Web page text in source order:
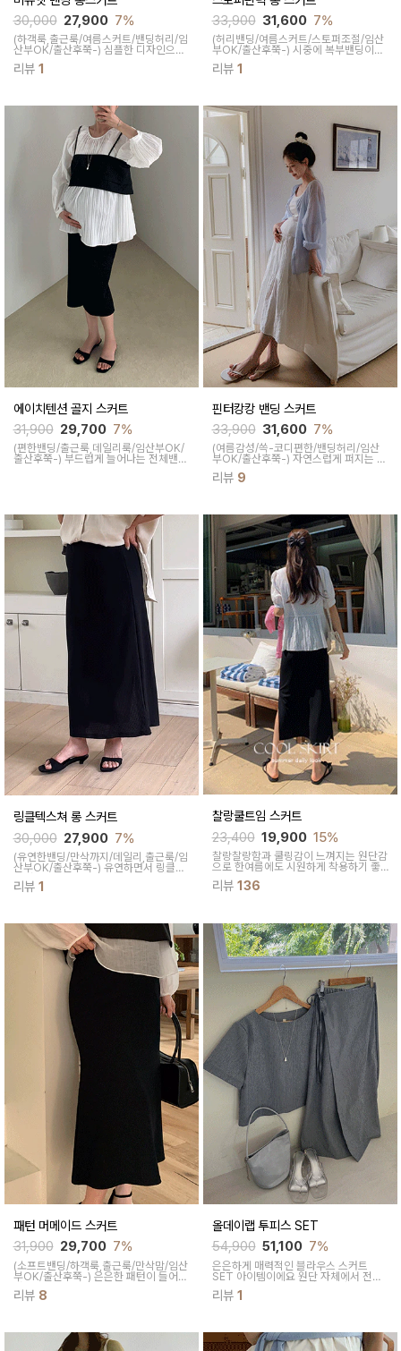
30,000 27,900 7%
(하객룩,출근룩/여름스커트/밴딩허리/임
산부OK/출산후쭉-) 심플한 디자인으로
어디에든 활용하기 좋고 가벼운 터칭으
로 피부에도 부담이 없어 여름 데일리룩
리뷰 1
33,900 31,600 7%
(허리밴딩/여름스커트/스토퍼조절/임산
부OK/출산후쭉-) 시중에 복부밴딩이나
앞쪽 스토퍼가 아닌 사이드 스토퍼로 트
렌드함을 챙기며 A라인으로 풍성하게 퍼
리뷰 1
에이치텐션 골지 스커트
31,900 29,700 7%
(편한밴딩/출근룩,데일리룩/임산부OK/
출산후쭉-) 부드럽게 늘어나는 전체밴딩
핀터캉캉 밴딩 스커트
33,900 31,600 7%
(여름감성/쓱-코디편한/밴딩허리/임산
부OK/출산후쭉-) 자연스럽게 퍼지는 A
라인으로 군살 커버를 도와주고 캉캉과
세로플리츠 디자인이 네추럴한 무드를
리뷰 9
링클텍스쳐 롱 스커트
30,000 27,900 7%
(유연한밴딩/만삭까지/데일리,출근룩/임
산부OK/출산후쭉-) 유연하면서 링클한
소재감이 매력적인 스커트에요 H라인으
로 군살을 완벽하게 커버해줘요 허리밴
리뷰 1
찰랑쿨트임 스커트
23,400 19,900 15%
찰랑찰랑함과 쿨링감이 느껴지는 원단감
으로 한여름에도 시원하게 착용하기 좋
은 롱 스커트에요!
리뷰 136
패턴 머메이드 스커트
31,900 29,700 7%
(소프트밴딩/하객룩,출근룩/만삭맘/임산
부OK/출산후쭉-) 은은한 패턴이 들어간
원단이 포인트되어 유니크해요 머메이드
스타일로 여성스러우면서 우아한무드를
리뷰 8
올데이랩 투피스 SET
54,900 51,100 7%
은은하게 매력적인 블라우스 스커트
SET 아이템이에요 원단 자체에서 전해
지는 텍스처와 랩스타일의 디자인이 돋
보이는 코디 아이템이에요
리뷰 1